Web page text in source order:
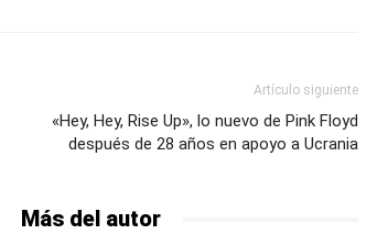
Artículo siguiente
«Hey, Hey, Rise Up», lo nuevo de Pink Floyd
después de 28 años en apoyo a Ucrania
Más del autor